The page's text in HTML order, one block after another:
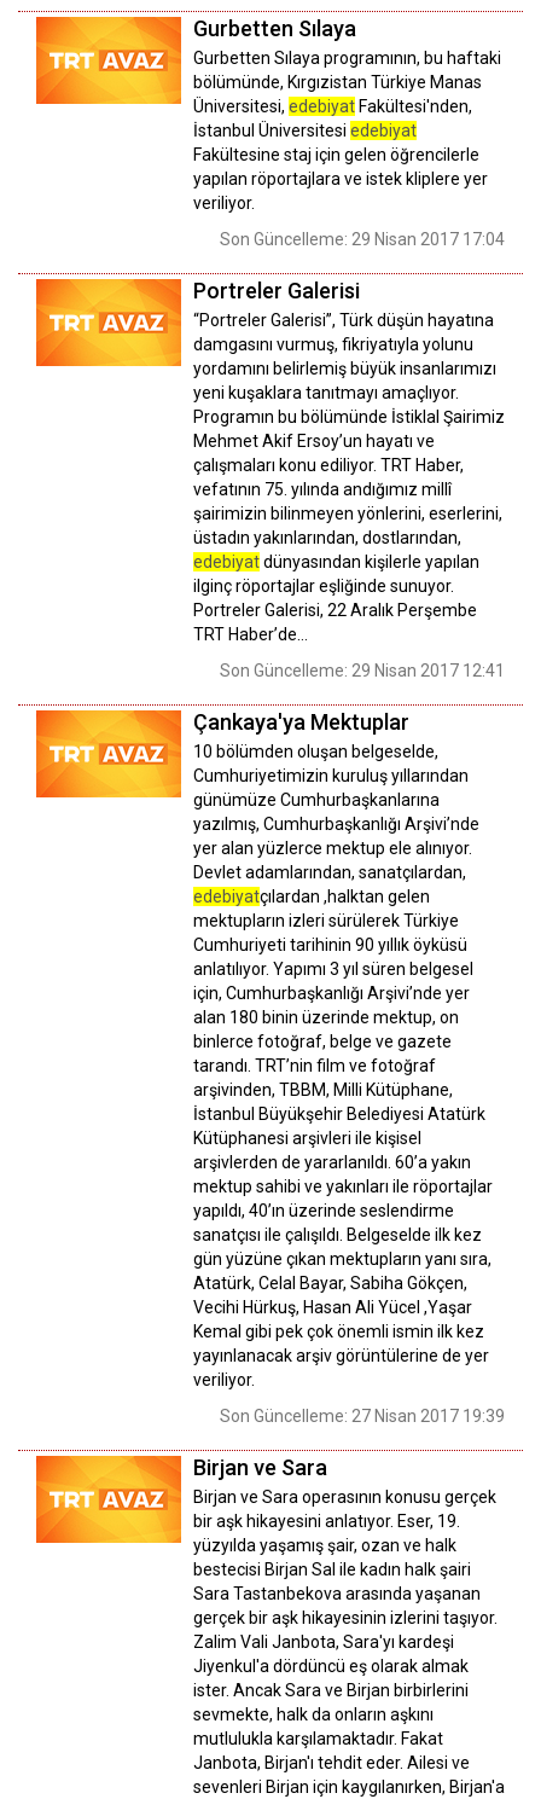
Gurbetten Sılaya
Gurbetten Sılaya programının, bu haftaki
bölümünde, Kırgızistan Türkiye Manas
Üniversitesi, edebiyat Fakültesi'nden,
İstanbul Üniversitesi edebiyat
Fakültesine staj için gelen öğrencilerle
yapılan röportajlara ve istek kliplere yer
veriliyor.
Son Güncelleme: 29 Nisan 2017 17:04
Portreler Galerisi
“Portreler Galerisi”, Türk düşün hayatına
damgasını vurmuş, fikriyatıyla yolunu
yordamını belirlemiş büyük insanlarımızı
yeni kuşaklara tanıtmayı amaçlıyor.
Programın bu bölümünde İstiklal Şairimiz
Mehmet Akif Ersoy’un hayatı ve
çalışmaları konu ediliyor. TRT Haber,
vefatının 75. yılında andığımız millî
şairimizin bilinmeyen yönlerini, eserlerini,
üstadın yakınlarından, dostlarından,
edebiyatdünyasından kişilerle yapılan
ilginç röportajlar eşliğinde sunuyor.
Portreler Galerisi, 22 Aralık Perşembe
TRT Haber’de…
Son Güncelleme: 29 Nisan 2017 12:41
Çankaya'ya Mektuplar
10 bölümden oluşan belgeselde,
Cumhuriyetimizin kuruluş yıllarından
günümüze Cumhurbaşkanlarına
yazılmış, Cumhurbaşkanlığı Arşivi’nde
yer alan yüzlerce mektup ele alınıyor.
Devlet adamlarından, sanatçılardan,
edebiyatçılardan ,halktan gelen
mektupların izleri sürülerek Türkiye
Cumhuriyeti tarihinin 90 yıllık öyküsü
anlatılıyor. Yapımı 3 yıl süren belgesel
için, Cumhurbaşkanlığı Arşivi’nde yer
alan 180 binin üzerinde mektup, on
binlerce fotoğraf, belge ve gazete
tarandı. TRT’nin film ve fotoğraf
arşivinden, TBBM, Milli Kütüphane,
İstanbul Büyükşehir Belediyesi Atatürk
Kütüphanesi arşivleri ile kişisel
arşivlerden de yararlanıldı. 60’a yakın
mektup sahibi ve yakınları ile röportajlar
yapıldı, 40’ın üzerinde seslendirme
sanatçısı ile çalışıldı. Belgeselde ilk kez
gün yüzüne çıkan mektupların yanı sıra,
Atatürk, Celal Bayar, Sabiha Gökçen,
Vecihi Hürkuş, Hasan Ali Yücel ,Yaşar
Kemal gibi pek çok önemli ismin ilk kez
yayınlanacak arşiv görüntülerine de yer
veriliyor.
Son Güncelleme: 27 Nisan 2017 19:39
Birjan ve Sara
Birjan ve Sara operasının konusu gerçek
bir aşk hikayesini anlatıyor. Eser, 19.
yüzyılda yaşamış şair, ozan ve halk
bestecisi Birjan Sal ile kadın halk şairi
Sara Tastanbekova arasında yaşanan
gerçek bir aşk hikayesinin izlerini taşıyor.
Zalim Vali Janbota, Sara'yı kardeşi
Jiyenkul'a dördüncü eş olarak almak
ister. Ancak Sara ve Birjan birbirlerini
sevmekte, halk da onların aşkını
mutlulukla karşılamaktadır. Fakat
Janbota, Birjan'ı tehdit eder. Ailesi ve
sevenleri Birjan için kaygılanırken, Birjan'a